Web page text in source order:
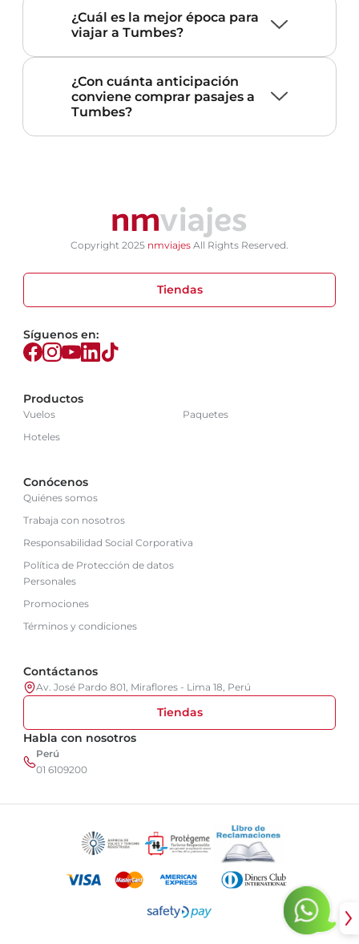
¿Cuál es la mejor época para
viajar a Tumbes?
¿Con cuánta anticipación
conviene comprar pasajes a
Tumbes?
Copyright 2025 nmviajes All Rights Reserved.
Tiendas
Síguenos en:
Productos
Vuelos
Paquetes
Hoteles
Conócenos
Quiénes somos
Trabaja con nosotros
Responsabilidad Social Corporativa
Política de Protección de datos
Personales
Promociones
Términos y condiciones
Contáctanos
Av. José Pardo 801, Miraflores - Lima 18, Perú
Tiendas
Habla con nosotros
Perú
01 6109200